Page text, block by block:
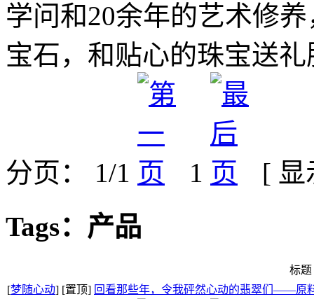
学问和20余年的艺术修
宝石，和贴心的珠宝送
分页： 1/1 1
[
Tags：产品
标题
[梦随心动] [置顶] 回看那些年，令我砰然心动的翡翠们——原